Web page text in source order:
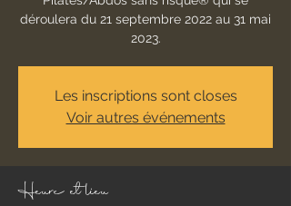
déroulera du 21 septembre 2022 au 31 mai
2023.
Les inscriptions sont closes
Voir autres événements
Heure et lieu